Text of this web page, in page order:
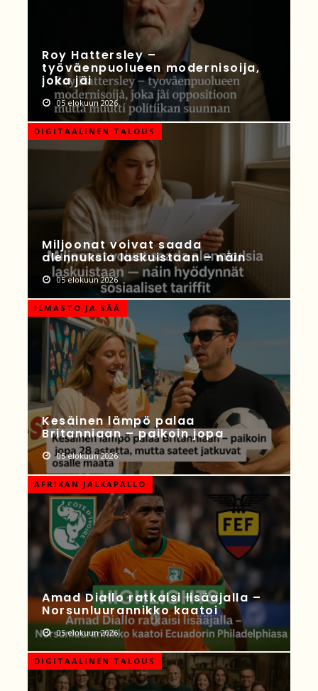
Roy Hattersley –
työväenpuolueen modernisoija,
joka jäi
05 elokuun 2026
DIGITAALINEN TALOUS
Miljoonat voivat saada
alennuksia laskuistaan – näin
05 elokuun 2026
ILMASTO JA SÄÄ
Kesäinen lämpö palaa
Britanniaan – paikoin jopa
05 elokuun 2026
AFRIKAN JALKAPALLO
Amad Diallo ratkaisi lisäajalla –
Norsunluurannikko kaatoi
05 elokuun 2026
DIGITAALINEN TALOUS